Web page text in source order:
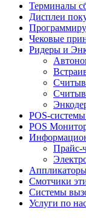
Терминалы
Дисплеи
Чековые
Ридеры и
POS-
POS
Прайс-
Смотчики
Системы
Услуги по